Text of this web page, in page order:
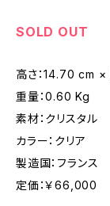
SOLD OUT
高さ：14.70 cm ×
重量：0.60 Kg
素材：クリスタル
カラー：クリア
製造国：フランス
定価：￥66,000